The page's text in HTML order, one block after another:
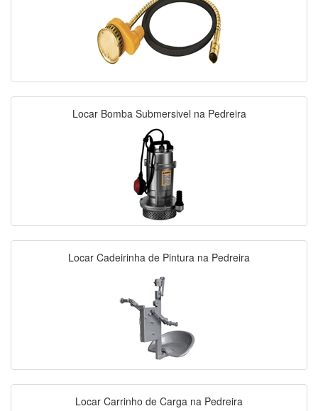
Locar Bomba Submersivel na Pedreira
Locar Cadeirinha de Pintura na Pedreira
Locar Carrinho de Carga na Pedreira